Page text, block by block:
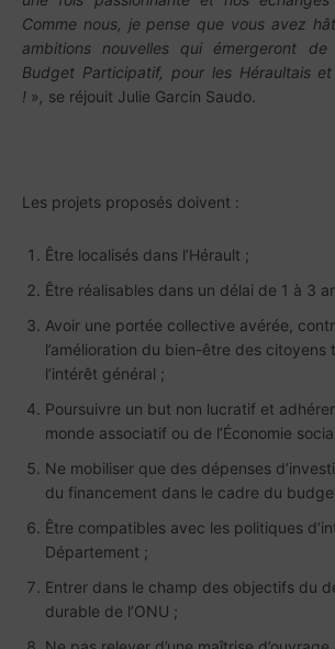
Comme nous, je pense que vous avez
ambitions nouvelles qui émergeront
Budget Participatif, pour les Héraultais
! » se réjouit Julie Garcin Saudo.
Les projets proposés doivent :
Être localisés dans l’Hérault ;
Être réalisables dans un délai de 1 à 3
Avoir une portée collective avérée,
l’amélioration du bien-être des citoyens
l’intérêt général ;
Poursuivre un but non lucratif et
monde associatif ou de l’Économie
Ne mobiliser que des dépenses
du financement dans le cadre du
Être compatibles avec les politiques
Département ;
Entrer dans le champ des objectifs du
durable de l’ONU ;